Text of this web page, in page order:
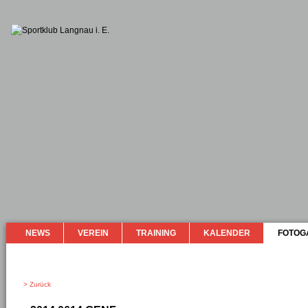
NEWS VEREIN TRAINING KALENDER
> Zurück